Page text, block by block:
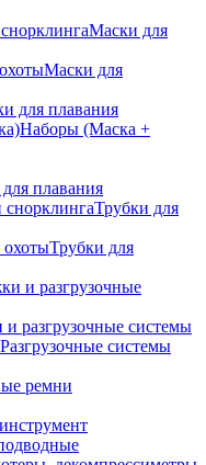
Маски для
Маски для
для плавания
Наборы (Маска +
плавания
Трубки для
Трубки для
разгрузочные системы
Разгрузочные системы
ремни